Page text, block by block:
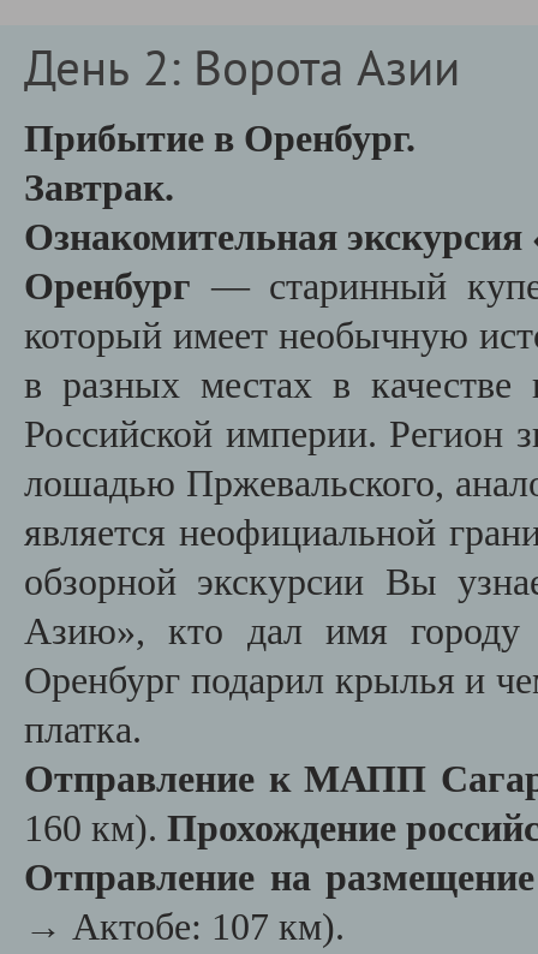
День 2: Ворота Азии
Прибытие в Оренбург.
Завтрак.
Ознакомительная
Оренбург — старинный
который имеет необычную
в разных местах в качестве
Российской империи. Регион
лошадью Пржевальского,
является неофициальной
обзорной экскурсии Вы
Азию», кто дал имя городу
Оренбург подарил крылья и
платка.
Отправление к МАПП
160 км). Прохождение
Отправление на
→ Актобе: 107 км).